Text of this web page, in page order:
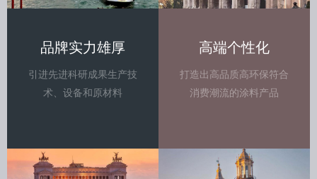
品牌实力雄厚
引进先进科研成果生产技
术、设备和原材料
高端个性化
打造出高品质高环保符合
消费潮流的涂料产品